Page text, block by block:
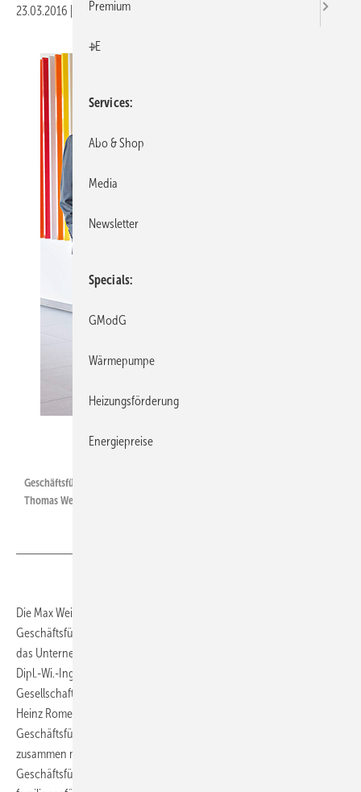
23.03.2016 Veröffentlicht in
Geschäftsführung der Weishaupt-Gruppe (v. l.): Siegfried Weishaupt,
Thomas Weishaupt, Karl-Heinz Romer.
Die Max Weishaupt GmbH hat mit Wirkung zum 1. Februar 2016 die
Geschäftsführung mit Thomas Weishaupt (41) erweitert. Damit wird
das Unternehmen von Dipl.-Ing. Siegfried Weishaupt, seinem Sohn
Dipl.-Wi.-Ing. Thomas Weishaupt (beide geschäftsführende
Gesellschafter) und dem seit 2008 tätigen Geschäftsführer Dr. Karl-
Heinz Romer (56) geführt. In Verbindung mit der Berufung in die
Geschäftsführung der Max Weishaupt GmbH, trat Thomas Weishaupt
zusammen mit Dr. Karl-Heinz Romer gleichzeitig in die
Geschäftsführung der Weishaupt Holding ein. Damit hat das
Premium
+E
Services
Abo & Shop
Media
Newsletter
Specials
GModG
Wärmepumpe
Heizungsförderung
Energiepreise